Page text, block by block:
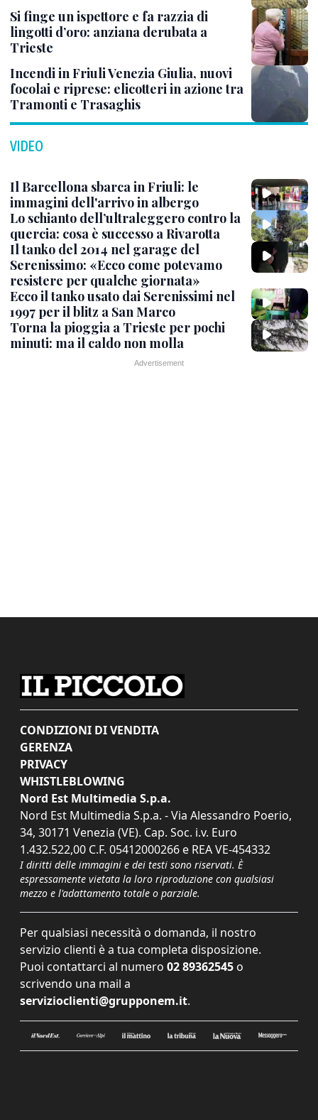
Si finge un ispettore e fa razzia di
lingotti d’oro: anziana derubata a
Trieste
Incendi in Friuli Venezia Giulia, nuovi
focolai e riprese: elicotteri in azione tra
Tramonti e Trasaghis
VIDEO
Il Barcellona sbarca in Friuli: le
immagini dell'arrivo in albergo
Lo schianto dell’ultraleggero contro la
quercia: cosa è successo a Rivarotta
Il tanko del 2014 nel garage del
Serenissimo: «Ecco come potevamo
resistere per qualche giornata»
Ecco il tanko usato dai Serenissimi nel
1997 per il blitz a San Marco
Torna la pioggia a Trieste per pochi
minuti: ma il caldo non molla
CONDIZIONI DI VENDITA
GERENZA
PRIVACY
WHISTLEBLOWING
Nord Est Multimedia S.p.a.
Nord Est Multimedia S.p.a. - Via Alessandro Poerio,
34, 30171 Venezia (VE). Cap. Soc. i.v. Euro
1.432.522,00 C.F. 05412000266 e REA VE-454332
I diritti delle immagini e dei testi sono riservati. È
espressamente vietata la loro riproduzione con qualsiasi
mezzo e l'adattamento totale o parziale.
Per qualsiasi necessità o domanda, il nostro
servizio clienti è a tua completa disposizione.
Puoi contattarci al numero 02 89362545 o
scrivendo una mail a
servizioclienti@grupponem.it.